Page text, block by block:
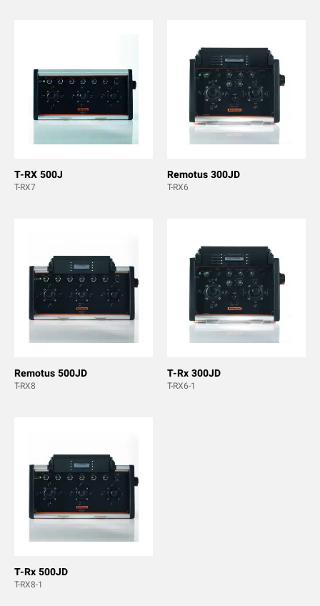
T-RX 500J
T-RX7
Remotus 300JD
T-RX6
Remotus 500JD
T-RX8
T-Rx 300JD
T-RX6-1
T-Rx 500JD
T-RX8-1